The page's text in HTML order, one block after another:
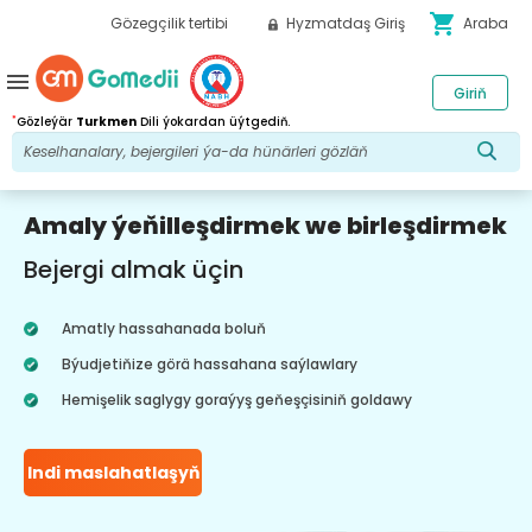
Gözegçilik tertibi Hyzmatdaş Giriş shopping_cart Araba
*Gözleýär Turkmen Dili ýokardan üýtgediň.
Giriň
menu
Amaly ýeňilleşdirmek we birleşdirmek
Bejergi almak üçin
Amatly hassahanada boluň
Býudjetiňize görä hassahana saýlawlary
Hemişelik saglygy goraýyş geňeşçisiniň goldawy
Indi maslahatlaşyň